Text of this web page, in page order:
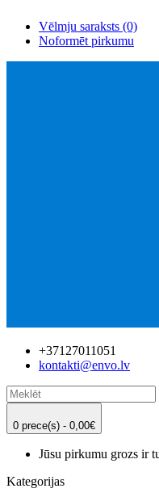
Vēlmju saraksts (0)
Noformēt pirkumu
+37127011051
kontakti@envo.lv
0 prece(s) - 0,00€
Jūsu pirkumu grozs ir
Kategorijas